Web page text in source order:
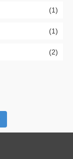
(1)
(1)
(2)